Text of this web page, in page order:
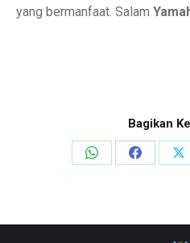
yang bermanfaat. Salam
Bagikan
Share
Share